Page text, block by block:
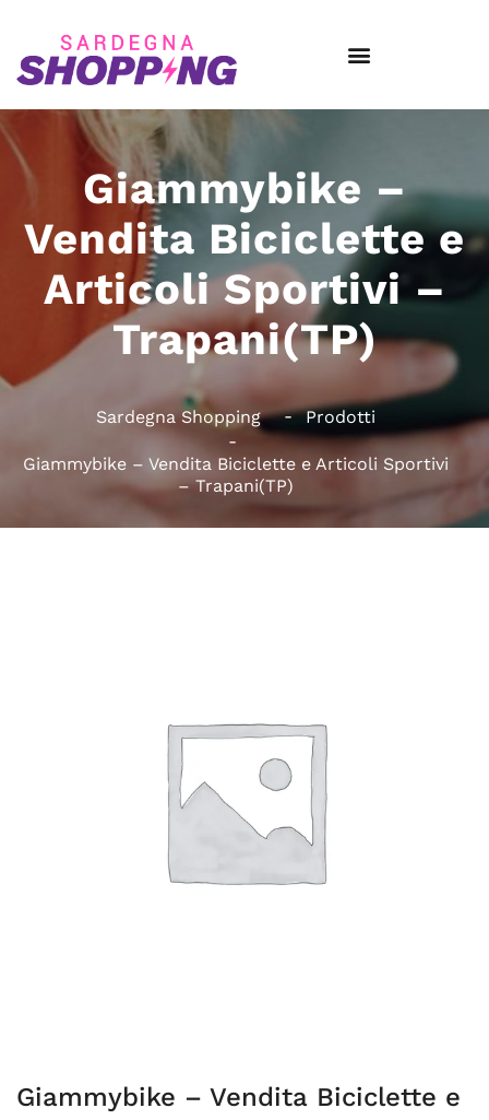
Giammybike –
Vendita Biciclette e
Articoli Sportivi –
Trapani(TP)
Sardegna Shopping Prodotti
Giammybike – Vendita Biciclette e Articoli Sportivi
– Trapani(TP)
Giammybike – Vendita Biciclette e